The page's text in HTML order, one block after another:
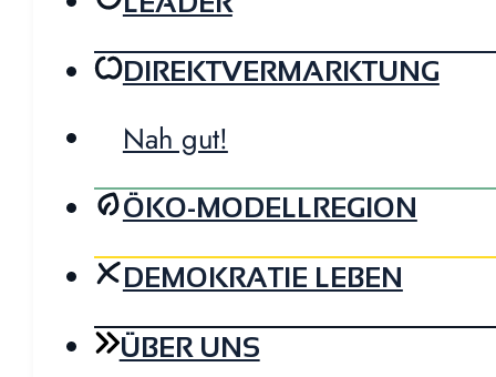
DIREKTVERMARKTUNG
Nah gut!
ÖKO-MODELLREGION
DEMOKRATIE LEBEN
ÜBER UNS